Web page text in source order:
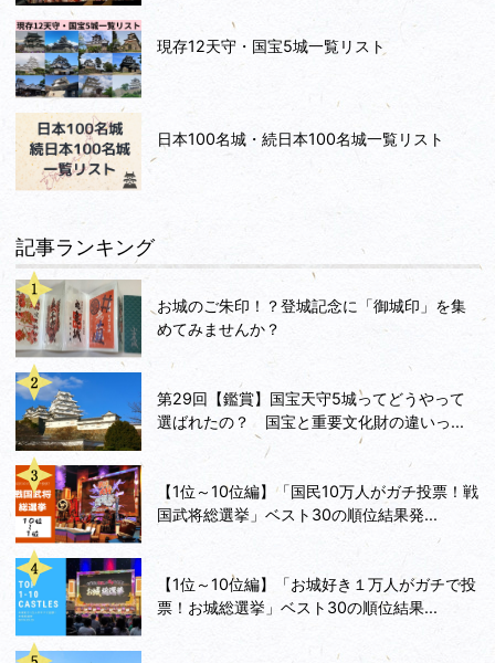
現存12天守・国宝5城一覧リスト
日本100名城・続日本100名城一覧リスト
記事ランキング
お城のご朱印！？登城記念に「御城印」を集
めてみませんか？
第29回【鑑賞】国宝天守5城ってどうやって
選ばれたの？ 国宝と重要文化財の違いっ...
【1位～10位編】「国民10万人がガチ投票！戦
国武将総選挙」ベスト30の順位結果発...
【1位～10位編】「お城好き１万人がガチで投
票！お城総選挙」ベスト30の順位結果...